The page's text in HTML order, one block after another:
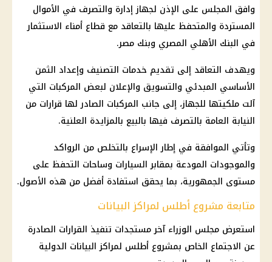
وافق المجلس على الإذن لجهاز إدارة والتصرف في الأموال
المستردة والمتحفظ عليها بالتعاقد مع قطاع أمناء الاستثمار
في البنك الأهلي المصري وبنك مصر.
ويهدف التعاقد إلى تقديم خدمات التصنيف وإعداد الثمن
الأساسي المبدئي والتسويق والإعلان لبعض المركبات التي
آلت ملكيتها للجهاز، إلى جانب المركبات الصادر لها قرارات من
النيابة العامة بالتصرف فيها بالبيع بالمزايدة العلنية.
وتأتي الموافقة في إطار الإسراع بالتخلص من الرواكد
والموجودات المودعة بمقابر السيارات وساحات التحفظ على
مستوى الجمهورية، بما يحقق استفادة أفضل من هذه الأصول.
متابعة مشروع أطلس لمراكز البيانات
استعرض مجلس الوزراءآخر مستجدات تنفيذ القرارات الصادرة
عن الاجتماع الخاص بمشروع أطلس لمراكز البيانات الدولية